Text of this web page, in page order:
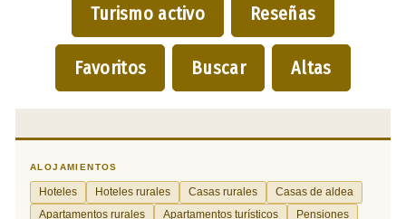
Turismo activo Reseñas
Favoritos Buscar Altas